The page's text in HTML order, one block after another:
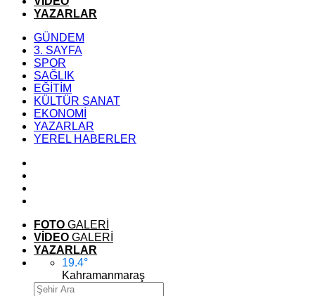
YAZARLAR
GÜNDEM
3. SAYFA
SPOR
SAĞLIK
EĞİTİM
KÜLTÜR SANAT
EKONOMİ
YAZARLAR
YEREL HABERLER
FOTO GALERİ
VİDEO GALERİ
YAZARLAR
19.4°
Kahramanmaraş